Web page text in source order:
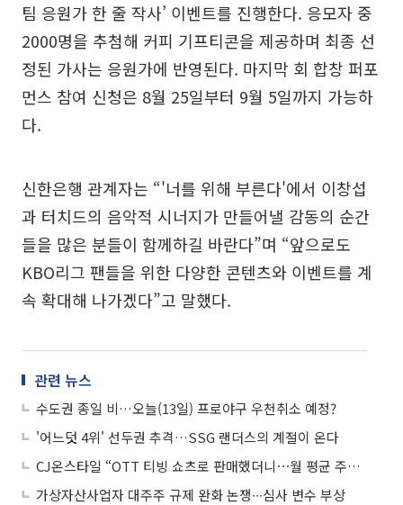
팀 응원가 한 줄 작사’ 이벤트를 진행한다. 응모자 중
2000명을 추첨해 커피 기프티콘을 제공하며 최종 선
정된 가사는 응원가에 반영된다. 마지막 회 합창 퍼포
먼스 참여 신청은 8월 25일부터 9월 5일까지 가능하
다.
신한은행 관계자는 “'너를 위해 부른다'에서 이창섭
과 터치드의 음악적 시너지가 만들어낼 감동의 순간
들을 많은 분들이 함께하길 바란다”며 “앞으로도
KBO리그 팬들을 위한 다양한 콘텐츠와 이벤트를 계
속 확대해 나가겠다”고 말했다.
관련 뉴스
수도권 종일 비…오늘(13일) 프로야구 우천취소 예정?
'어느덧 4위' 선두권 추격…SSG 랜더스의 계절이 온다
CJ온스타일 “OTT 티빙 쇼츠로 판매했더니⋯월 평균 주문액 174% 증가“
가상자산사업자 대주주 규제 완화 논쟁∙∙∙심사 변수 부상